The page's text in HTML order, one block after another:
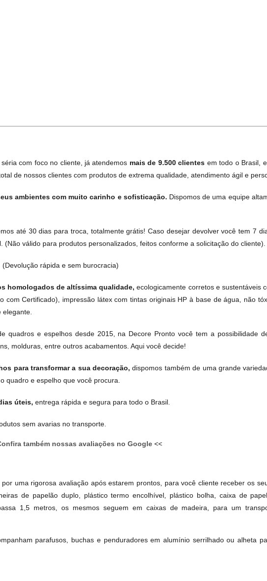
com foco no cliente, já atendemos mais de 9.500 clientes em todo o Brasil,
de nossos clientes com produtos de extrema qualidade, atendimento ágil e
ambientes com muito carinho e sofisticação. Dispomos de uma equipe
até 30 dias para troca, totalmente grátis! Caso desejar devolver você tem 7
válido para produtos personalizados, feitos conforme a solicitação do cliente).
(Devolução rápida e sem burocracia)
homologados de altíssima qualidade, ecologicamente corretos e sustentáveis
com Certificado), impressão látex com tintas originais HP à base de água, não
elegante.
quadros e espelhos desde 2015, na Decore Pronto você tem a possibilidade
molduras, entre outros acabamentos. Aqui você decide!
para transformar a sua decoração,dispomos também de uma grande
quadro e espelho que você procura.
úteis, entrega rápida e segura para todo o Brasil.
sem avarias no transporte.
também nossas avaliações no Google<<
uma rigorosa avaliação após estarem prontos, para você cliente receber os
de papelão duplo, plástico termo encolhível, plástico bolha, caixa de
1,5 metros, os mesmos seguem em caixas de madeira, para um
parafusos, buchas e penduradores em alumínio serrilhado ou alheta